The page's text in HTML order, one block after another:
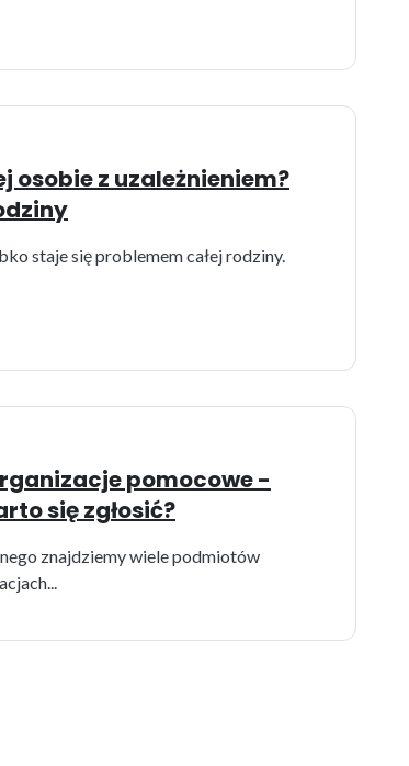
osobie z uzależnieniem?
staje się problemem całej rodziny.
pomocowe -
się zgłosić?
znajdziemy wiele podmiotów